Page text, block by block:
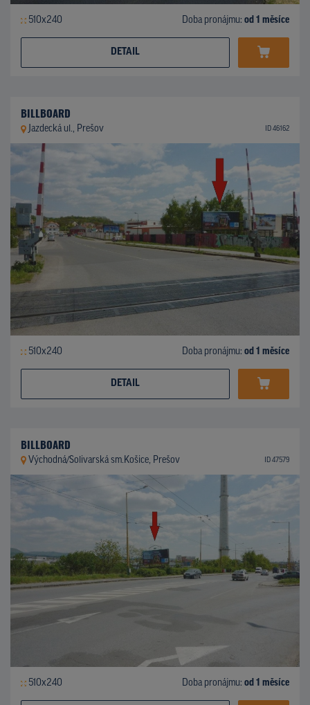
510x240 Doba pronájmu: od 1 měsíce
DETAIL
BILLBOARD
Jazdecká ul., Prešov ID 46162
510x240 Doba pronájmu: od 1 měsíce
DETAIL
BILLBOARD
Východná/Solivarská sm.Košice, Prešov ID 47579
510x240 Doba pronájmu: od 1 měsíce